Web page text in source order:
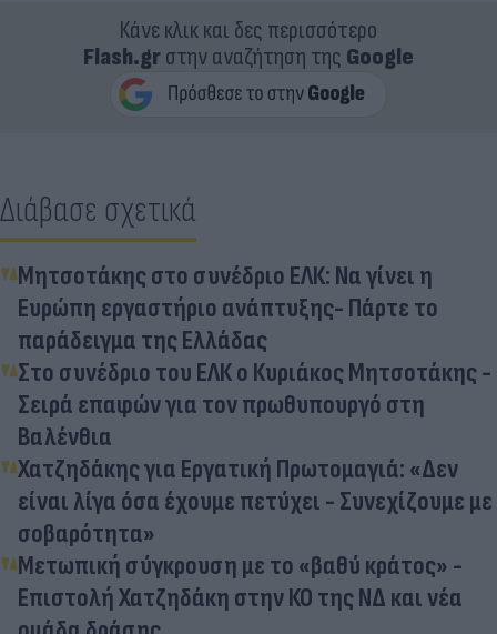
Κάνε κλικ και δες περισσότερο
Flash.grστην αναζήτηση της Google
Διάβασε σχετικά
Μητσοτάκης στο συνέδριο ΕΛΚ: Να γίνει η
Ευρώπη εργαστήριο ανάπτυξης- Πάρτε το
παράδειγμα της Ελλάδας
Στο συνέδριο του ΕΛΚ ο Κυριάκος Μητσοτάκης -
Σειρά επαφών για τον πρωθυπουργό στη
Βαλένθια
Χατζηδάκης για Εργατική Πρωτομαγιά: «Δεν
είναι λίγα όσα έχουμε πετύχει - Συνεχίζουμε με
σοβαρότητα»
Μετωπική σύγκρουση με το «βαθύ κράτος» -
Επιστολή Χατζηδάκη στην ΚΟ της ΝΔ και νέα